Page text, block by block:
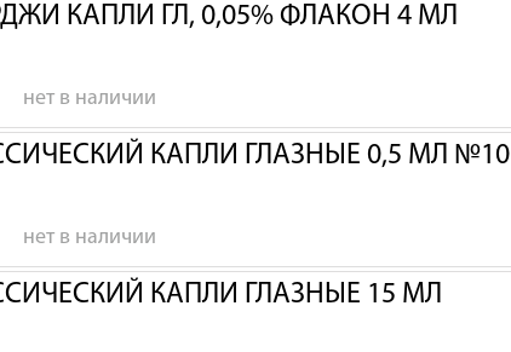
КАПЛИ ГЛ, 0,05% ФЛАКОН 4 МЛ
нет в наличии
КАПЛИ ГЛАЗНЫЕ 0,5 МЛ №10
нет в наличии
КАПЛИ ГЛАЗНЫЕ 15 МЛ